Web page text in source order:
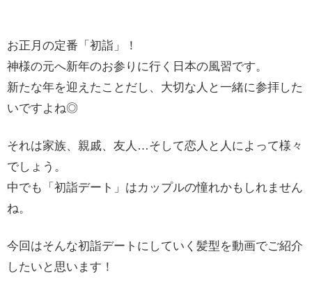
お正月の定番「初詣」！
神様の元へ新年のお参りに行く日本の風習です。
新たな年を迎えたことだし、大切な人と一緒に参拝した
いですよね◎
それは家族、親戚、友人…そして恋人と人によって様々
でしょう。
中でも「初詣デート」はカップルの憧れかもしれません
ね。
今回はそんな初詣デートにしていく髪型を動画でご紹介
したいと思います！